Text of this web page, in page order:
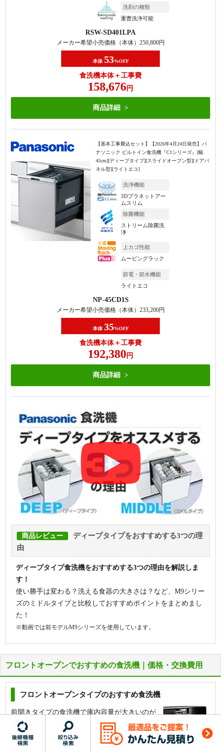
洗剤の種類
重曹洗浄可能
RSW-SD401LPA
メーカー希望小売価格（本体） 250,800円
本体 53%OFF
食洗機本体＋工事費
158,676 円
商品詳細
【基本工事費込セット】
【2026年4月24日発売】パ
ナソニック ビルトイン食洗機『C1シリーズ』[幅
45cm][ディープタイプ][スライドオープン型][ドアパ
ネル型][ライトエコ]
洗浄機能
3Dプラネットアー
ムスリム
除菌機能
ストリーム除菌洗
浄
上カゴ性能
ムービングラック
節電・節水機能
ライトエコ
NP-45CD1S
メーカー希望小売価格（本体） 233,200円
本体 35%OFF
食洗機本体＋工事費
192,380 円
商品詳細
商品レビュー
ディープタイプをおすすめする3つの理
由
ディープタイプ食洗機をおすすめする3つの理由を解説しま
す！
使い勝手は変わる？洗える食器の大きさは？など、M9シリー
ズのミドルタイプと比較しておすすめポイントをまとめまし
た！
※動画では前モデルM9シリーズを使用しています。
引出し扉タイプの食洗機でディープタイプより庫内
置できます。1～3人のご家族ならこちらがおすすめ
【基本工事費込セット】【2026年4月24日発売】パナソ
ニック ビルトイン食洗機『B1シリーズ』[幅45cm][ミド
ルタイプ][スライドオープン型][ドアパネル型][AIエコ
フロントオープンでおすすめの食洗機｜価格・交換費用
フロントオープンタイプのおすすめ食洗機
前開きタイプの食洗機で庫内容量が大きいのが
特長です。現在はスライドオープンが主流です
が、3人以上のご家族で今までの使い勝手を変
えたくない方にはおすすめです。